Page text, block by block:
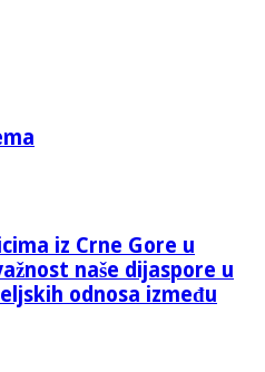
iz Crne Gore u
naše dijaspore u
odnosa između